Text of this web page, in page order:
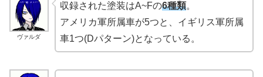
ヴァルダ
収録された塗装はA~Fの6種類。
アメリカ軍所属車が5つと、イギリス軍所属
車1つ(Dパターン)となっている。